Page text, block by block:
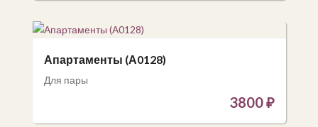
Апартаменты (А0128)
Для пары
3800₽